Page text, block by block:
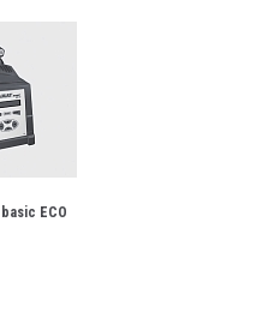
basic ECO